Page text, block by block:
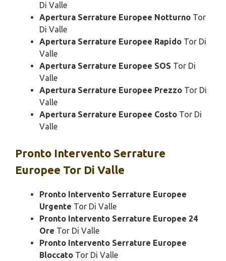
Di Valle
Apertura Serrature Europee Notturno Tor
Di Valle
Apertura Serrature Europee Rapido Tor Di
Valle
Apertura Serrature Europee SOS Tor Di
Valle
Apertura Serrature Europee Prezzo Tor Di
Valle
Apertura Serrature Europee Costo Tor Di
Valle
Pronto Intervento Serrature
Europee Tor Di Valle
Pronto Intervento Serrature Europee
Urgente Tor Di Valle
Pronto Intervento Serrature Europee 24
Ore Tor Di Valle
Pronto Intervento Serrature Europee
Bloccato Tor Di Valle